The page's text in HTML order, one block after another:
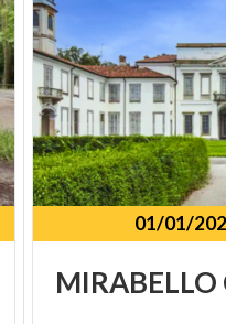
01/01/
MIRABELLO